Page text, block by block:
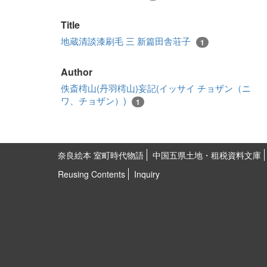
Title
地蔵清談漆刷毛 三 新篇田舎荘子 1
Author
佚斎樗山(丹羽樗山)妄記(イッサイ チョザン（ニ
ワ、チョザン）)
1
奈良絵本 室町時代物語 中国五県土地・租税資料文庫
Reusing Contents
Inquiry